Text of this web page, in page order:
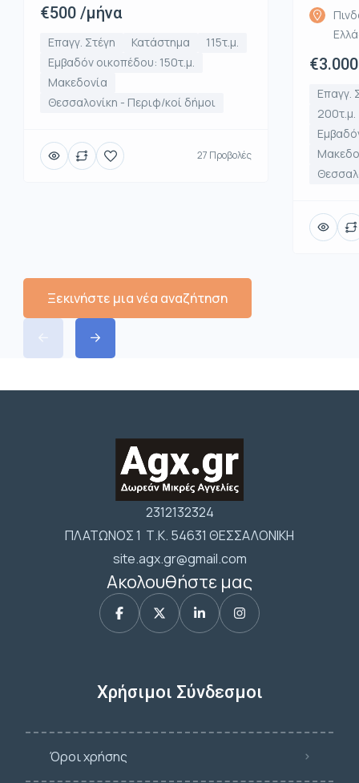
€500 /μήνα
Επαγγ. Στέγη Κατάστημα
115τ.μ.
Εμβαδόν οικοπέδου: 150τ.μ.
Μακεδονία
Θεσσαλονίκη - Περιφ/κοί δήμοι
27 Προβολές
Επαγγ.
200τ.μ.
Ξεκινήστε μια νέα αναζήτηση
2312132324
ΠΛΑΤΩΝΟΣ 1 Τ.Κ. 54631 ΘΕΣΣΑΛΟΝΙΚΗ
site.agx.gr@gmail.com
Ακολουθήστε μας
Χρήσιμοι Σύνδεσμοι
Όροι χρήσης